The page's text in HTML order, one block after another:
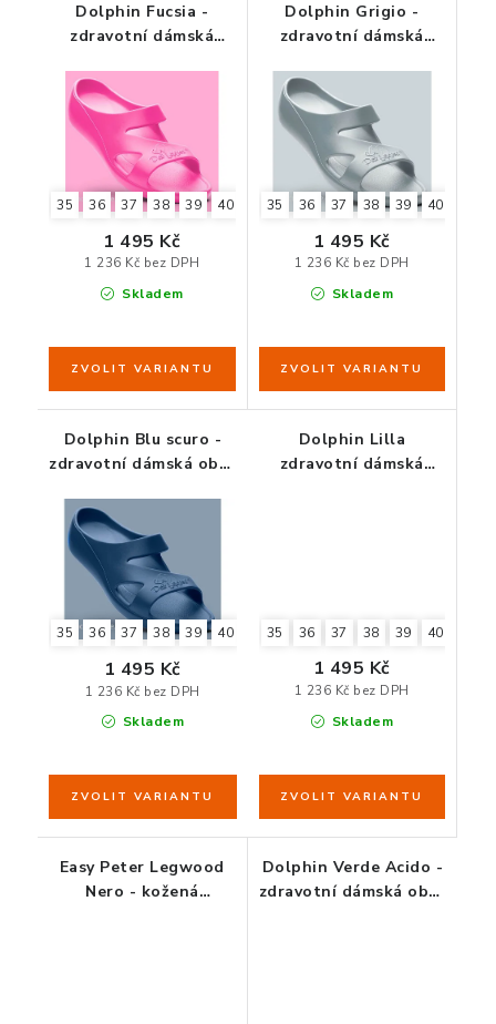
Dolphin Fucsia -
zdravotní dámská
35 36 37 38 39 40
Skladem
1 236 Kč bez DPH
1 495 Kč
Dolphin Grigio -
zdravotní dámská
35 36 37 38 39 40
Skladem
1 236 Kč bez DPH
1 495 Kč
Dolphin Blu scuro -
zdravotní dámská obuv
35 36 37 38 39 40
Skladem
1 236 Kč bez DPH
1 495 Kč
Dolphin Lilla
zdravotní dámská
35 36 37 38 39 40
Skladem
1 236 Kč bez DPH
1 495 Kč
Easy Peter Legwood
Nero - kožená
Dolphin Verde Acido -
zdravotní dámská obuv